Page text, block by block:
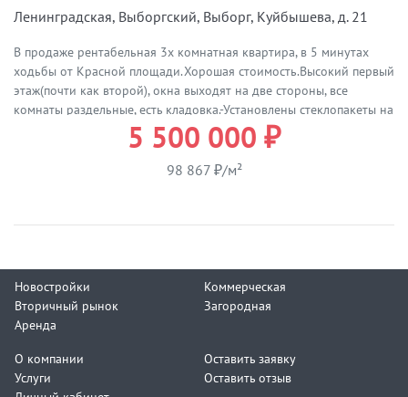
Ленинградская, Выборгский, Выборг, Куйбышева, д. 21
В продаже рентабельная 3х комнатная квартира, в 5 минутах
ходьбы от Красной площади.Хорошая стоимость.Высокий первый
этаж(почти как второй), окна выходят на две стороны, все
комнаты раздельные, есть кладовка.-Установлены стеклопакеты на
всех окнах, новая вытяжка, газовая колонка.-Есть детская
площадка во дворе.Парковка во дворе.-Рядом школы, сады,
клиники, магазины, супермаркеты, кинотеатр, парки,
аренду(посуточно)Более пяти лет в собственности.Подходит по
5 500 000 ₽
98 867 ₽/м²
Новостройки
Вторичный рынок
Аренда
Коммерческая
Загородная
О компании
Услуги
Оставить заявку
Оставить отзыв